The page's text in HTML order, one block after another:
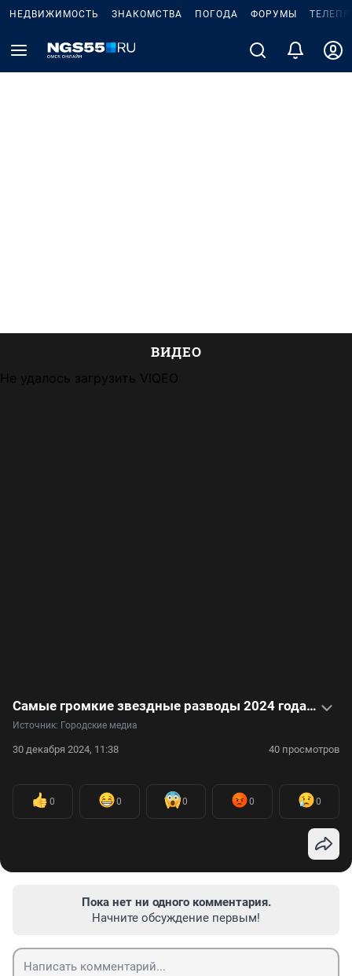
НЕДВИЖИМОСТЬ ЗНАКОМСТВА ПОГОДА ФОРУМЫ
ВИДЕО
Не удалось загрузить VIQEO
Самые громкие звездные разводы 2024 года — видео
Источник: Городские медиа
30 декабря 2024, 11:38 40 просмотров
0 0 0 0 0
Пока нет ни одного комментария.
Начните обсуждение первым!